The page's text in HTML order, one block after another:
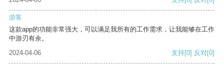
游客
这款app的功能非常强大，可以满足我所有的工作需求，让我能够在工作
中游刃有余。
2024-04-06
支持[0] 反对[0]